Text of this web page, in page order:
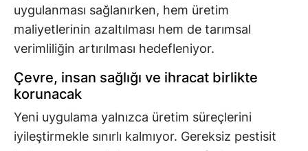
uygulanması sağlanırken, hem üretim
maliyetlerinin azaltılması hem de tarımsal
verimliliğin artırılması hedefleniyor.
Çevre, insan sağlığı ve ihracat birlikte
korunacak
Yeni uygulama yalnızca üretim süreçlerini
iyileştirmekle sınırlı kalmıyor. Gereksiz pestisit